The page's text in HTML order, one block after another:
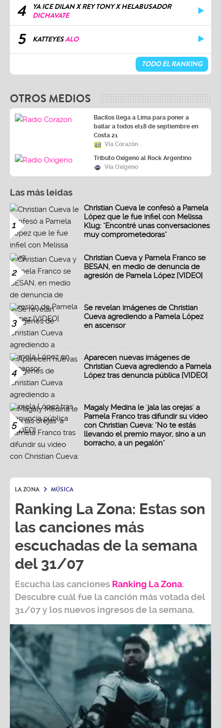
4
YA ICE DILAN X REY TONY X HELABUSADOR
DICHAVATE
5 KATTEYESALO
TODO EL RANKING
OTROS MEDIOS
Bacilos llega a Lima para poner a
bailar a todos el18 de septiembre en
Costa 21
Vía Corazón
Tributo Oxígeno al Rock Argentino
Vía Oxígeno
Las más leidas
1
Christian Cueva le confesó a Pamela
López que le fue infiel con Melissa
Klug: "Encontré unas conversaciones
muy comprometedoras"
2
Christian Cueva y Pamela Franco se
BESAN, en medio de denuncia de
agresión de Pamela López [VIDEO]
3
Se revelan imágenes de Christian
Cueva agrediendo a Pamela López
en ascensor
4
Aparecen nuevas imágenes de
Christian Cueva agrediendo a Pamela
López tras denuncia pública [VIDEO]
5
Magaly Medina le 'jala las orejas' a
Pamela Franco tras difundir su video
con Christian Cueva: "No te estás
llevando el premio mayor, sino a un
borracho, a un pegalón"
LA ZONA MÚSICA
Ranking La Zona: Estas son
las canciones más
escuchadas de la semana
del 31/07
Escucha las canciones Ranking La Zona.
Descubre cuál fue la canción más votada del
31/07y los nuevos ingresos de la semana.